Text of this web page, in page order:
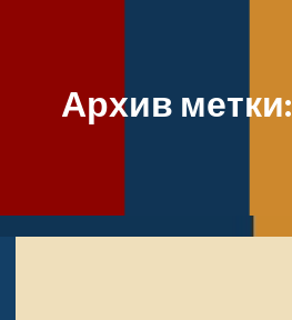
Архив метки: